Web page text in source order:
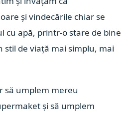
și vindecările chiar se
cu apă, printr-o stare de bine
de viață mai simplu, mai
să umplem mereu
și să umplem